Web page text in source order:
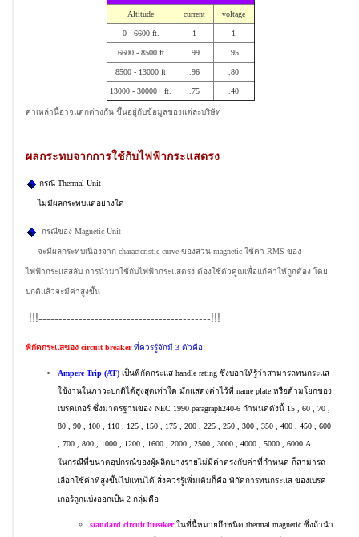
Altitude current voltage
0 - 6600 ft. 1 1
6600 - 8500 ft .99 .95
8500 - 13000 ft .96 .80
13000 - 30000+ ft. .75 .40
ค่าเหล่านี้อาจแตกต่างกัน ขึ้นอยู่กับข้อมูลของแต่ละบริษัท
ผลกระทบจากการใช้กับไฟฟ้ากระแสตรง
กรณี Thermal Unit
ไม่มีผลกระทบแต่อย่างใด
กรณีของ Magnetic Unit
จะมีผลกระทบเนื่องจาก characteristic curve ของส่วน magnetic ใช้ค่า RMS ของ
ไฟฟ้ากระแสสลับ การนำมาใช้กับไฟฟ้ากระแสตรง ต้องใช้ตัวคูณเพื่อแก้ค่าให้ถูกต้อง โดย
ปกติแล้วจะมีค่าสูงขึ้น
!!!-------------------------------------------!!!
พิกัดกระแสของ circuit breaker ที่ควรรู้จักมี 3 ตัวคือ
Ampere Trip (AT) เป็นพิกัดกระแส handle rating ซึ่งบอกให้รู้ว่าสามารถทนกระแส
ใช้งานในภาวะปกติได้สูงสุดเท่าใด มักแสดงค่าไว้ที่ name plate หรือด้ามโยกของ
เบรคเกอร์ ซึ่งมาตรฐานของ NEC 1990 paragraph240-6 กำหนดดังนี้ 15 , 60 , 70 ,
80 , 90 , 100 , 110 , 125 , 150 , 175 , 200 , 225 , 250 , 300 , 350 , 400 , 450 , 600
, 700 , 800 , 1000 , 1200 , 1600 , 2000 , 2500 , 3000 , 4000 , 5000 , 6000 A.
ในกรณีที่ขนาดอุปกรณ์ของผู้ผลิตบางรายไม่มีค่าตรงกับค่าที่กำหนด ก็สามารถ
เลือกใช้ค่าที่สูงขึ้นไปแทนได้ สิ่งควรรู้เพิ่มเติมก็คือ พิกัดการทนกระแส ของเบรค
เกอร์ถูกแบ่งออกเป็น 2 กลุ่มคือ
standard circuit breaker ในที่นี้หมายถึงชนิด thermal magnetic ซึ่งถ้านำ